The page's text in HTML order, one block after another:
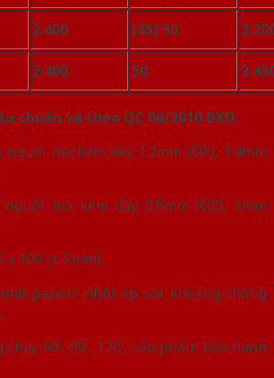
2.400 (45) 50
2.400 50
chuẩn và theo QC 06/2010 BXD:
mạ kẽm dày 1.2mm (60’), 1.4mm
mạ kẽm dày 0.8mm (60’), 1mm
100 (± 5mm).
paper/ nhồi ép sợi khoáng chống
60’, 90’, 120’, sản phẩm bảo hành